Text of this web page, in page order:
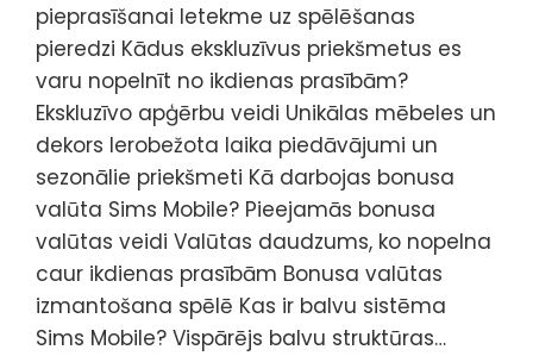
pieprasīšanai Ietekme uz spēlēšanas
pieredzi Kādus ekskluzīvus priekšmetus es
varu nopelnīt no ikdienas prasībām?
Ekskluzīvo apģērbu veidi Unikālas mēbeles un
dekors Ierobežota laika piedāvājumi un
sezonālie priekšmeti Kā darbojas bonusa
valūta Sims Mobile? Pieejamās bonusa
valūtas veidi Valūtas daudzums, ko nopelna
caur ikdienas prasībām Bonusa valūtas
izmantošana spēlē Kas ir balvu sistēma
Sims Mobile? Vispārējs balvu struktūras…